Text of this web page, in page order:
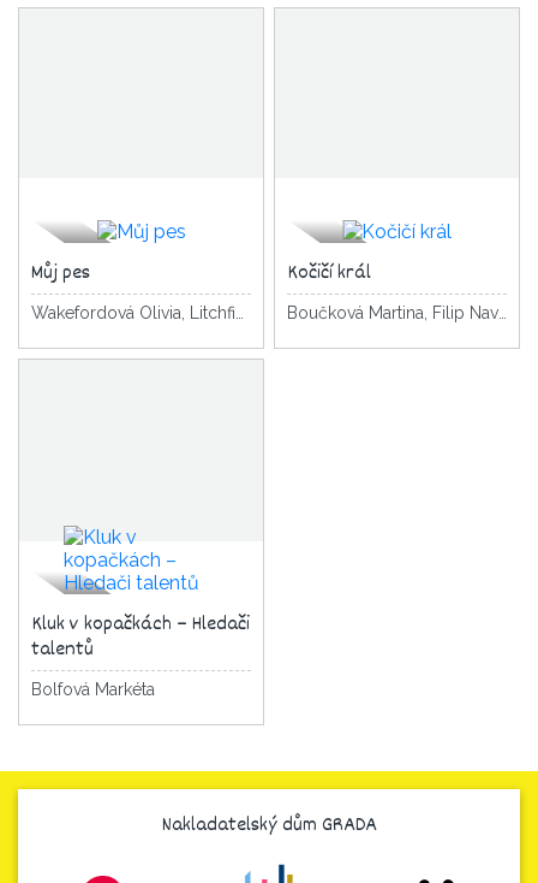
Můj pes Kočičí král
Kluk v kopačkách – Hledači
talentů
Bolfová Markéta
Nakladatelský dům GRADA